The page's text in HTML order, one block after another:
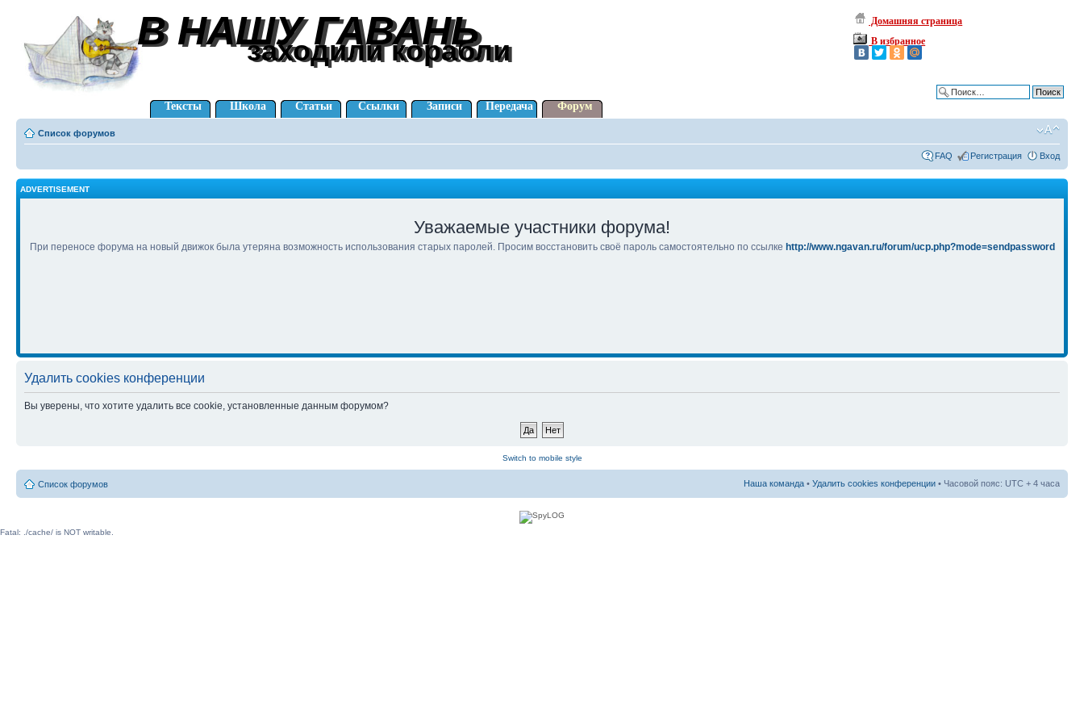
В НАШУ ГАВАНЬ
В НАШУ ГАВАНЬ
заходили корабли
заходили корабли
Домашняя страница
В избранное
Тексты Школа Статьи Ссылки Записи Передача Форум
Список форумов
FAQ Регистрация Вход
ADVERTISEMENT
Уважаемые участники форума!
При переносе форума на новый движок была утеряна возможность использования старых паролей. Просим восстановить своё пароль самостоятельно по ссылке http://www.ngavan.ru/forum/ucp.php?mode=sendpassword
Удалить cookies конференции
Вы уверены, что хотите удалить все cookie, установленные данным форумом?
Switch to mobile style
Список форумов Наша команда • Удалить cookies конференции • Часовой пояс: UTC + 4 часа
Fatal: ./cache/ is NOT writable.